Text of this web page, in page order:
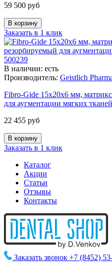
59 500 руб
Заказать в 1 клик
В наличии: есть
Производитель: Geistlich
Fibro-Gide 15х20x6 мм,
для аугментации мягких
22 455 руб
Заказать в 1 клик
Каталог
Акции
Статьи
Отзывы
Контакты
Заказать звонок +7 (8452)